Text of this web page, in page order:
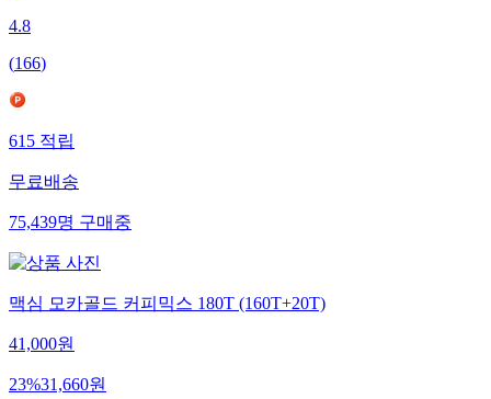
4.8
(166)
615적립
무료배송
75,439명구매중
맥심 모카골드 커피믹스 180T (160T+20T)
41,000원
23%31,660원